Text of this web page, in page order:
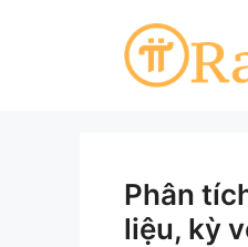
Phân
liệu, kỳ